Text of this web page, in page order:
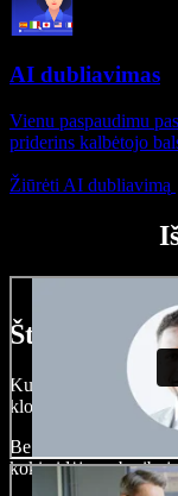
AI dubliavimas
Vienu paspaudimu
priderins kalbėtojo
Žiūrėti AI dubliavimą
Štai ką galite
Kurkite įgarsinimus,
klonuokite balsą –
Be jokių mokymų ir
kokią idėją,